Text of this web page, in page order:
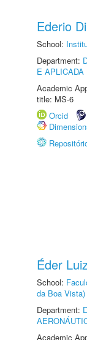
Ederio
School:
Department:
E APLICADA
Academic
title: MS-6
Orcid
Éder
School:
da Boa Vista)
Department:
Academic